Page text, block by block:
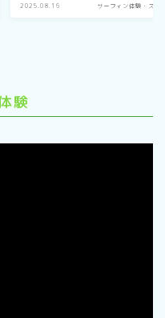
2025.08.16 サーフィン体験・スク
験